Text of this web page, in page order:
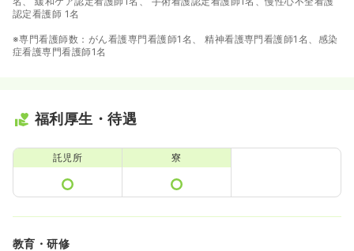
認定看護師 1名
※専門看護師数：がん看護専門看護師1名、 精神看護専門看護師1名、感染
症看護専門看護師1名
福利厚生・待遇
託児所 寮
教育・研修